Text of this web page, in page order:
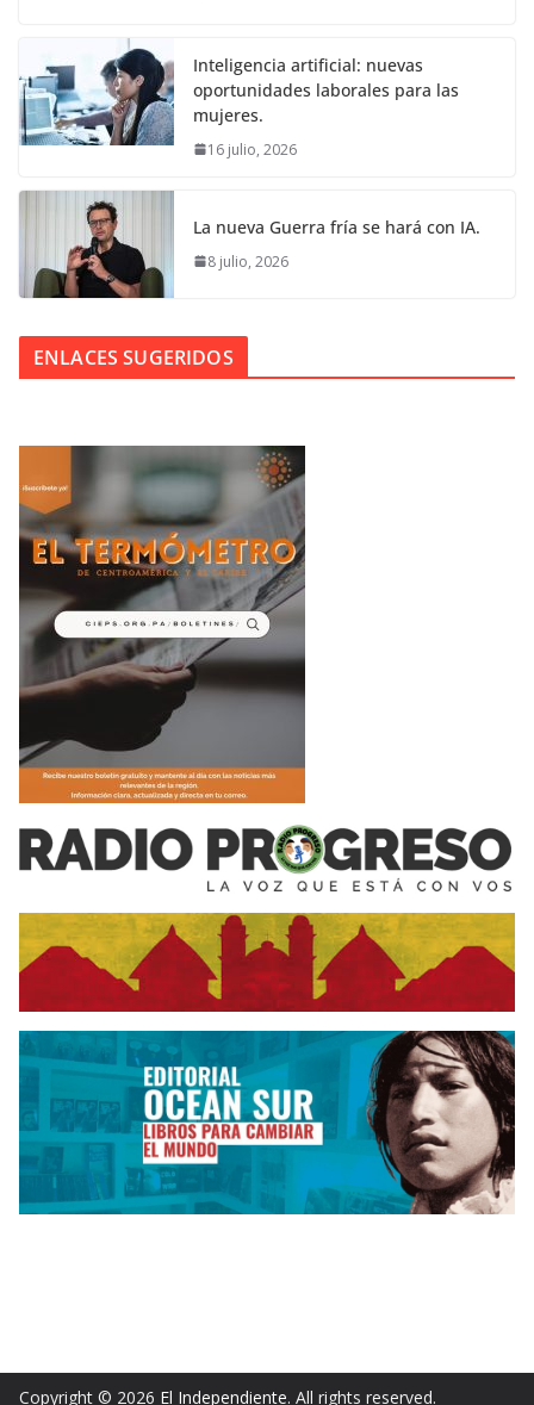
Inteligencia artificial: nuevas
oportunidades laborales para las
mujeres.
16 julio, 2026
La nueva Guerra fría se hará con IA.
8 julio, 2026
ENLACES SUGERIDOS
Copyright © 2026 El Independiente. All rights reserved.